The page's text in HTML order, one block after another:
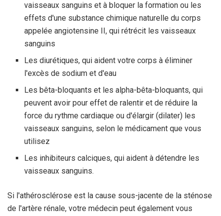
vaisseaux sanguins et à bloquer la formation ou les
effets d'une substance chimique naturelle du corps
appelée angiotensine II, qui rétrécit les vaisseaux
sanguins
Les diurétiques, qui aident votre corps à éliminer
l'excès de sodium et d'eau
Les bêta-bloquants et les alpha-bêta-bloquants, qui
peuvent avoir pour effet de ralentir et de réduire la
force du rythme cardiaque ou d'élargir (dilater) les
vaisseaux sanguins, selon le médicament que vous
utilisez
Les inhibiteurs calciques, qui aident à détendre les
vaisseaux sanguins.
Si l'athérosclérose est la cause sous-jacente de la sténose
de l'artère rénale, votre médecin peut également vous